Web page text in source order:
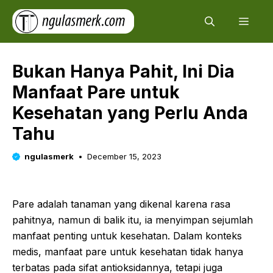
Skip
content
Bukan Hanya Pahit, Ini Dia
Manfaat Pare untuk
Kesehatan yang Perlu Anda
Tahu
ngulasmerk December 15, 2023
Pare adalah tanaman yang dikenal karena rasa
pahitnya, namun di balik itu, ia menyimpan sejumlah
manfaat penting untuk kesehatan. Dalam konteks
medis, manfaat pare untuk kesehatan tidak hanya
terbatas pada sifat antioksidannya, tetapi juga